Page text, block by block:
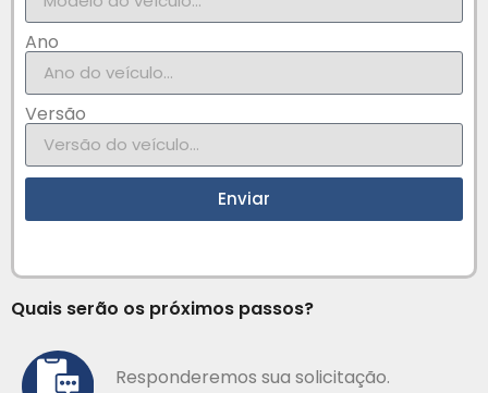
Ano
Versão
Enviar
Quais serão os próximos passos?
Responderemos sua solicitação.